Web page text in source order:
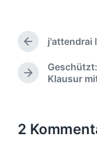
f
e
n
t
h
ö
f
e
n
c
V
r
h
g
j'attendrai
N
s
t
Klausur
2